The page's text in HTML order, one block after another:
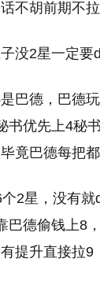
不胡前期不
没2星一定要
巴德，巴德
书优先上4秘
竟巴德每把
2星，没有
巴德偷钱上8
提升直接拉9